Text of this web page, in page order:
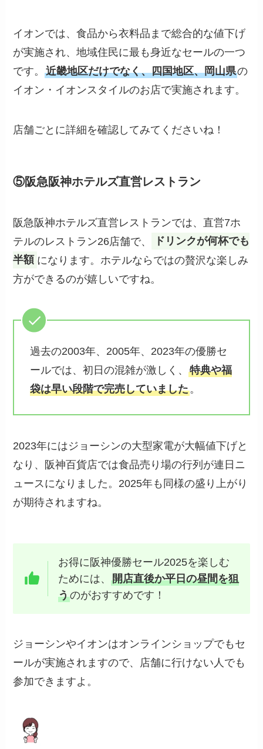
イオンでは、食品から衣料品まで総合的な値下げ
が実施され、地域住民に最も身近なセールの一つ
です。近畿地区だけでなく、四国地区、岡山県の
イオン・イオンスタイルのお店で実施されます。
店舗ごとに詳細を確認してみてくださいね！
⑤阪急阪神ホテルズ直営レストラン
阪急阪神ホテルズ直営レストランでは、直営7ホ
テルのレストラン26店舗で、
ドリンクが何杯でも
半額 になります。ホテルならではの贅沢な楽しみ
方ができるのが嬉しいですね。
過去の2003年、2005年、2023年の優勝セ
ールでは、初日の混雑が激しく、特典や福
袋は早い段階で完売していました。
2023年にはジョーシンの大型家電が大幅値下げと
なり、阪神百貨店では食品売り場の行列が連日ニ
ュースになりました。2025年も同様の盛り上がり
が期待されますね。
お得に阪神優勝セール2025を楽しむ
ためには、 開店直後か平日の昼間を狙
うのがおすすめです！
ジョーシンやイオンはオンラインショップでもセ
ールが実施されますので、店舗に行けない人でも
参加できますよ。